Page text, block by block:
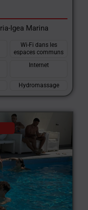
Igea Marina
Wi-Fi dans les
espaces communs
Internet
Hydromassage